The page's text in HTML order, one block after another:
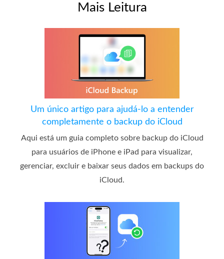
Mais Leitura
Um único artigo para ajudá-lo a entender
completamente o backup do iCloud
Aqui está um guia completo sobre backup do iCloud
para usuários de iPhone e iPad para visualizar,
gerenciar, excluir e baixar seus dados em backups do
iCloud.